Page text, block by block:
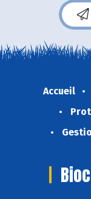
Accueil